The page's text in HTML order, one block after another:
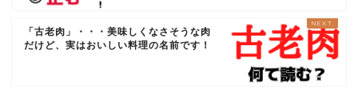
「古老肉」・・・美味しくなさそうな肉
だけど、実はおいしい料理の名前です！